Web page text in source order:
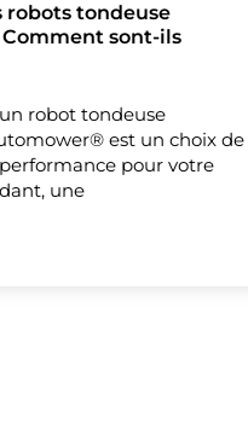
robots tondeuse
Comment sont-ils
robot tondeuse
est un choix de
pour votre
une